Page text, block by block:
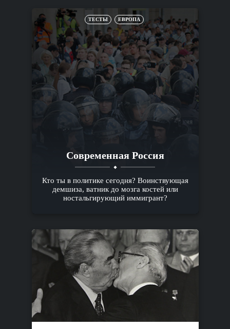
ТЕСТЫ ЕВРОПА
Современная Россия
Кто ты в политике сегодня? Воинствующая
демшиза, ватник до мозга костей или
ностальгирующий иммигрант?